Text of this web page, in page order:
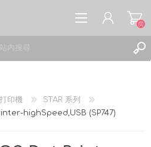
(0)
印機
STAR 系列
highSpeed,USB (SP747)